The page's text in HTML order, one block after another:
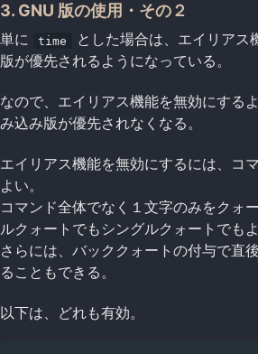
3. GNU 版の使用・その２
単に time
とした場合は、エイリアス
版が優先されるようになっている。
なので、エイリアス機能を無効にする
み込み版が優先されなくなる。
エイリアス機能を無効にするには、コ
よい。
コマンド全体でなく１文字のみをクォ
ルクォートでもシングルクォートでもよ
さらには、バッククォートの付与で直
ることもできる。
以下は、どれも有効。